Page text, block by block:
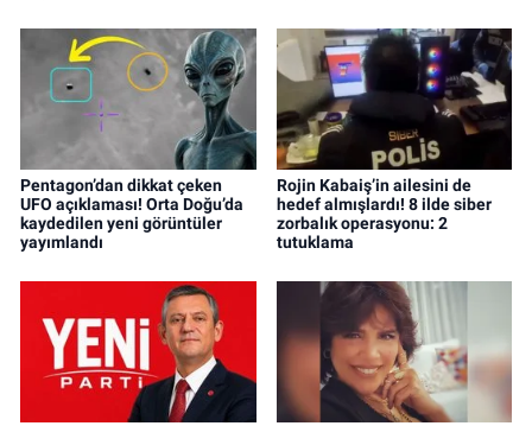
Pentagon’dan dikkat çeken
UFO açıklaması! Orta Doğu’da
kaydedilen yeni görüntüler
yayımlandı
Rojin Kabaiş’in ailesini de
hedef almışlardı! 8 ilde siber
zorbalık operasyonu: 2
tutuklama